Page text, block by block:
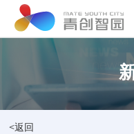
<返回